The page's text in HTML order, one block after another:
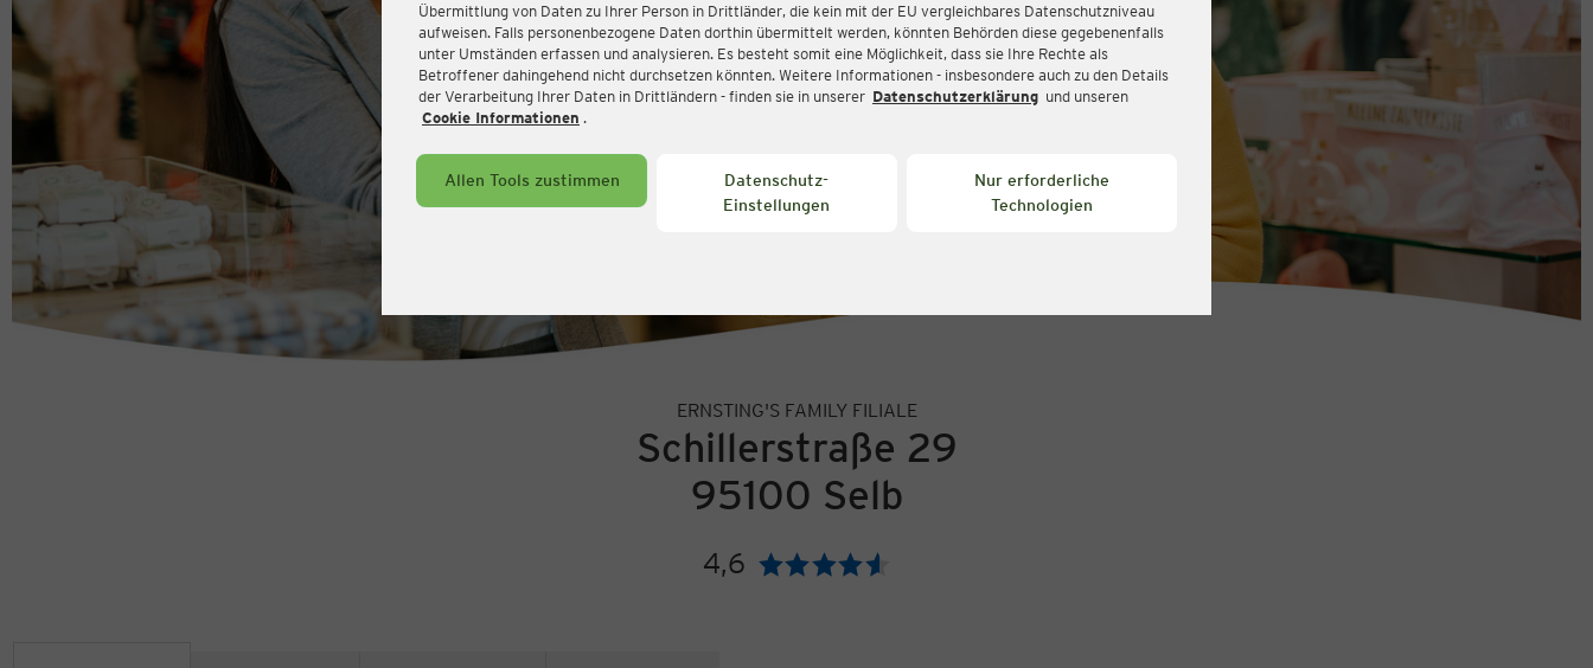
Übermittlung von Daten zu Ihrer Person in Drittländer, die kein mit der EU vergleichbares Datenschutzniveau
aufweisen. Falls personenbezogene Daten dorthin übermittelt werden, könnten Behörden diese gegebenenfalls
unter Umständen erfassen und analysieren. Es besteht somit eine Möglichkeit, dass sie Ihre Rechte als
Betroffener dahingehend nicht durchsetzen könnten. Weitere Informationen - insbesondere auch zu den Details
der Verarbeitung Ihrer Daten in Drittländern - finden sie in unserer Datenschutzerklärung und unseren
Cookie Informationen .
Allen Tools zustimmen
Datenschutz-
Einstellungen
Nur erforderliche
Technologien
ERNSTING'S FAMILY FILIALE
Schillerstraße 29
95100 Selb
4,6 Bewertung: